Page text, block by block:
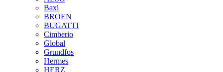
Baxi
BROEN
BUGATTI
Cimberio
Global
Grundfos
Hermes
HERZ